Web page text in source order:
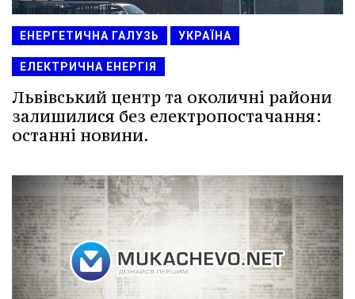
ЕНЕРГЕТИЧНА ГАЛУЗЬ УКРАЇНА
ЕЛЕКТРИЧНА ЕНЕРГІЯ
Львівський центр та околичні райони
залишилися без електропостачання:
останні новини.